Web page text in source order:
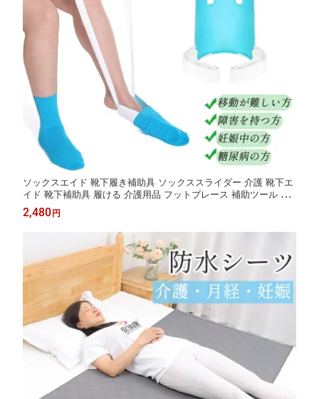
ソックスエイド 靴下履き補助具 ソックススライダー 介護 靴下エ
イド 靴下補助具 履ける 介護用品 フットブレース 補助ツール ス
トレッチソックス 靴下着用補助具 自助具 介助 簡単に履く ツール
障害者 補助具 年配者 糖尿病患者 高齢者 妊娠 妊婦
2,480円